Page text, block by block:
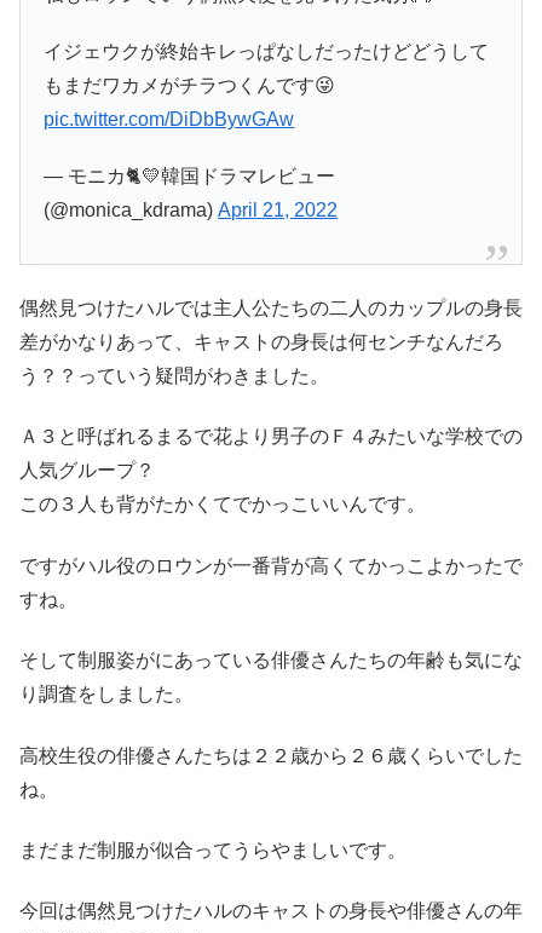
イジェウクが終始キレっぱなしだったけどどうして
もまだワカメがチラつくんです😜
pic.twitter.com/DiDbBywGAw
— モニカ🐈💛韓国ドラマレビュー
(@monica_kdrama)April 21, 2022
偶然見つけたハルでは主人公たちの二人のカップルの身長
差がかなりあって、キャストの身長は何センチなんだろ
う？？っていう疑問がわきました。
Ａ３と呼ばれるまるで花より男子のＦ４みたいな学校での
人気グループ？
この３人も背がたかくてでかっこいいんです。
ですがハル役のロウンが一番背が高くてかっこよかったで
すね。
そして制服姿がにあっている俳優さんたちの年齢も気にな
り調査をしました。
高校生役の俳優さんたちは２２歳から２６歳くらいでした
ね。
まだまだ制服が似合ってうらやましいです。
今回は偶然見つけたハルのキャストの身長や俳優さんの年